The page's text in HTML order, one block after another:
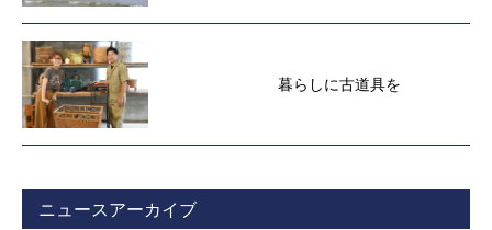
暮らしに古道具を
ニュースアーカイブ